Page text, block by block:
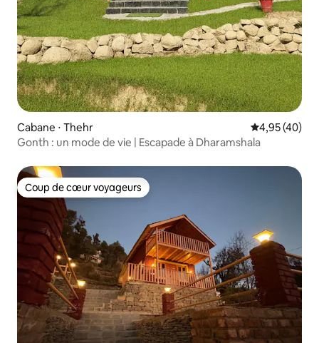
Cabane ⋅ Thehr Évaluation
4,95 (40)
Gonth : un mode de vie | Escapade à Dharamshala
Coup de cœur voyageurs
Coup de cœur voyageurs